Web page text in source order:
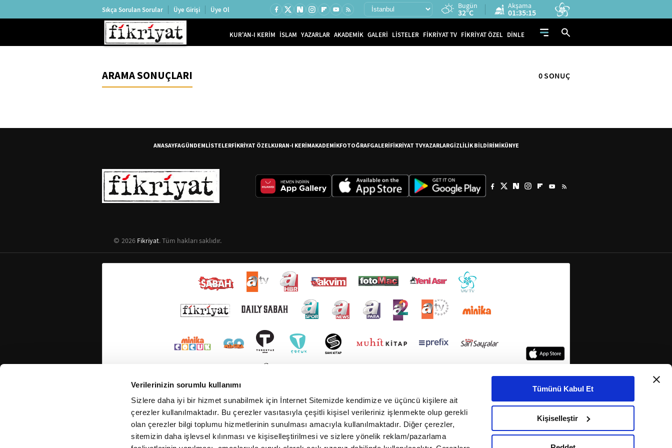
Verilerinizin sorumlu kullanımı
Sizlere daha iyi bir hizmet sunabilmek için İnternet Sitemizde kendimize ve üçüncü kişilere ait
çerezler kullanılmaktadır. Bu çerezler vasıtasıyla çeşitli kişisel verileriniz işlenmekte olup gerekli
olan çerezler bilgi toplumu hizmetlerinin sunulması amacıyla kullanılmaktadır. Diğer çerezler,
sitemizin daha işlevsel kılınması ve kişiselleştirilmesi ve sizlere yönelik reklam/pazarlama
Tümünü Kabul Et
Kişiselleştir
Sıkça Sorulan Sorular Üye Girişi Üye Ol Bugün
32°C
Akşama
01:35:15
KUR'AN-I KERİM İSLAM YAZARLAR AKADEMİK GALERİ LİSTELER FİKRİYAT TV FİKRİYAT ÖZEL DİNLE
ARAMA SONUÇLARI 0 SONUÇ
ANASAYFAGÜNDEMLİSTELERFİKRİYAT ÖZELKURAN-I KERİMAKADEMİKFOTOĞRAFGALERİFİKRİYAT TVYAZARLARGİZLİLİK BİLDİRİMİKÜNYE
2026 Fikriyat. Tüm hakları saklıdır.